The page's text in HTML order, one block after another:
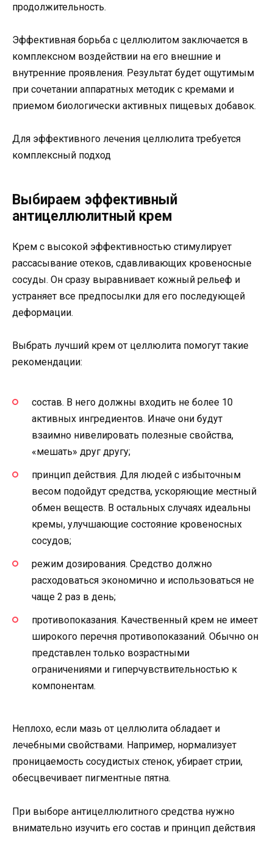
продолжительность.
Эффективная борьба с целлюлитом заключается в
комплексном воздействии на его внешние и
внутренние проявления. Результат будет ощутимым
при сочетании аппаратных методик с кремами и
приемом биологически активных пищевых добавок.
Для эффективного лечения целлюлита требуется
комплексный подход
Выбираем эффективный
антицеллюлитный крем
Крем с высокой эффективностью стимулирует
рассасывание отеков, сдавливающих кровеносные
сосуды. Он сразу выравнивает кожный рельеф и
устраняет все предпосылки для его последующей
деформации.
Выбрать лучший крем от целлюлита помогут такие
рекомендации:
состав. В него должны входить не более 10
активных ингредиентов. Иначе они будут
взаимно нивелировать полезные свойства,
«мешать» друг другу;
принцип действия. Для людей с избыточным
весом подойдут средства, ускоряющие местный
обмен веществ. В остальных случаях идеальны
кремы, улучшающие состояние кровеносных
сосудов;
режим дозирования. Средство должно
расходоваться экономично и использоваться не
чаще 2 раз в день;
противопоказания. Качественный крем не имеет
широкого перечня противопоказаний. Обычно он
представлен только возрастными
ограничениями и гиперчувствительностью к
компонентам.
Неплохо, если мазь от целлюлита обладает и
лечебными свойствами. Например, нормализует
проницаемость сосудистых стенок, убирает стрии,
обесцвечивает пигментные пятна.
При выборе антицеллюлитного средства нужно
внимательно изучить его состав и принцип действия